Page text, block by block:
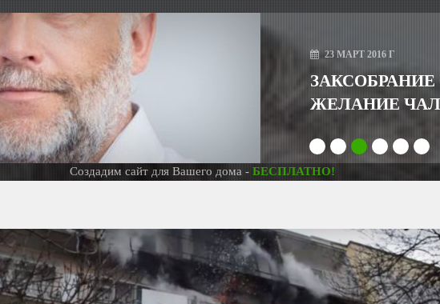
1 2 3 4 5
Создадим сайт для Вашего дома -БЕСПЛАТНО!